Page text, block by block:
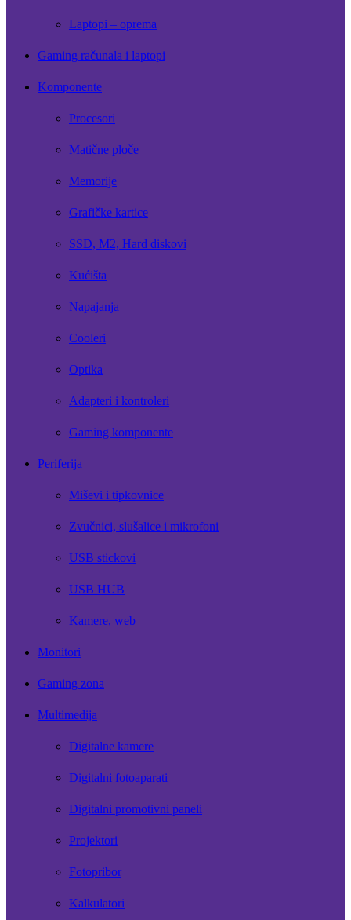
Laptopi – oprema
Gaming računala i laptopi
Komponente
Procesori
Matične ploče
Memorije
Grafičke kartice
SSD, M2, Hard diskovi
Kućišta
Napajanja
Cooleri
Optika
Adapteri i kontroleri
Gaming komponente
Periferija
Miševi i tipkovnice
Zvučnici, slušalice i mikrofoni
USB stickovi
USB HUB
Kamere, web
Monitori
Gaming zona
Multimedija
Digitalne kamere
Digitalni fotoaparati
Digitalni promotivni paneli
Projektori
Fotopribor
Kalkulatori